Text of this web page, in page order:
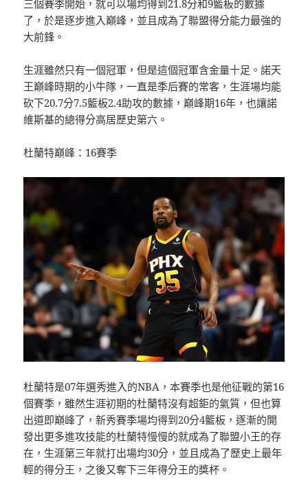
三個賽季開始，就可以場均得到21.8分和9籃板的數據
了，於是逐步進入巔峰，並且成為了聯盟得分能力最強的
大前鋒。
生涯雖然只有一個冠軍，但是這個冠軍含金量十足。諾天
王巔峰時期的小牛隊，一直是季后賽的常客，生涯場均能
砍下20.7分7.5籃板2.4助攻的數據，巔峰期16年，也讓諾
維斯基的總得分高居歷史第六。
杜蘭特巔峰：16賽季
杜蘭特是07年選秀進入的NBA，本賽季也是他征戰的第16
個賽季，雖然生涯初期的杜蘭特沒有超鉅的氣質，但也算
出道即巔峰了，新秀賽季場均得到20分4籃板，逐漸的開
發出更多進攻技能的杜蘭特慢慢的就成為了聯盟小王的存
在，生涯第三年就打出場均30分，並且成為了歷史上最年
輕的得分王，之後又奪下三年得分王的獎杯。